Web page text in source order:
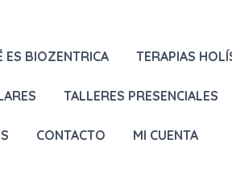
ES BIOZENTRICA TERAPIAS
TALLERES PRESENCIALES
CONTACTO MI CUENTA